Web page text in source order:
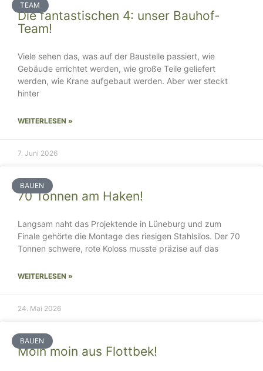
TEAM
Die fantastischen 4: unser Bauhof-
Team!
Viele sehen das, was auf der Baustelle passiert, wie
Gebäude errichtet werden, wie große Teile geliefert
werden, wie Krane aufgebaut werden. Aber wer steckt
hinter
WEITERLESEN »
7. Juni 2026
BAUEN
70 Tonnen am Haken!
Langsam naht das Projektende in Lüneburg und zum
Finale gehörte die Montage des riesigen Stahlsilos. Der 70
Tonnen schwere, rote Koloss musste präzise auf das
WEITERLESEN »
24. Mai 2026
BAUEN
Moin moin aus Flottbek!